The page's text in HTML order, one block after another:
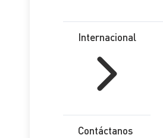
Internacional
Contáctanos